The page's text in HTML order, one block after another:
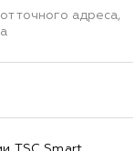
точного адреса,